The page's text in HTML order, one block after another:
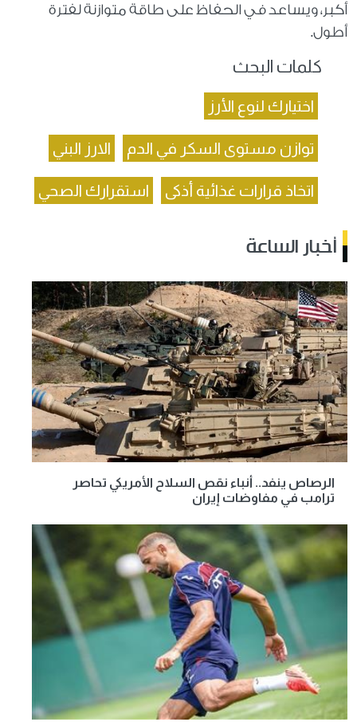
أكبر، ويساعد في الحفاظ على طاقة متوازنة لفترة
أطول.
كلمات البحث
اختيارك لنوع الأرز
توازن مستوى السكر في الدم الارز البني
اتخاذ قرارات غذائية أذكى استقرارك الصحي
أخبار الساعة
الرصاص ينفد.. أنباء نقص السلاح الأمريكي تحاصر
ترامب في مفاوضات إيران